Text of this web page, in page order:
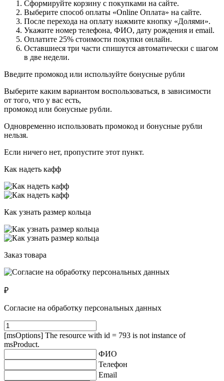
Сформируйте корзину с покупками на сайте.
Выберите способ оплаты «Online Оплата» на сайте.
После перехода на оплату нажмите кнопку «Долями».
Укажите номер телефона, ФИО, дату рождения и email.
Оплатите 25% стоимости покупки онлайн.
Оставшиеся три части спишутся автоматически с шагом
в две недели.
Введите промокод или используйте бонусные рубли
Выберите каким вариантом воспользоваться, в зависимости
от того, что у вас есть,
промокод или бонусные рубли.
Одновременно использовать промокод и бонусные рубли
нельзя.
Если ничего нет, пропустите этот пункт.
Как надеть кафф
Как узнать размер кольца
Заказ товара
₽
Согласие на обработку персональных данных
[msOptions] The resource with id = 793 is not instance of
msProduct.
ФИО
Телефон
Email